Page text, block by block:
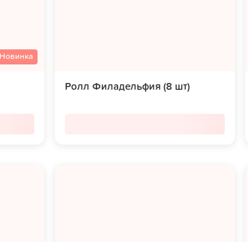
Новинка
Ролл Филадельфия (8 шт)